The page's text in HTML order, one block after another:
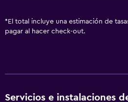
* El total incluye una estimación de
pagar al hacer check-out.
Servicios e instalaciones